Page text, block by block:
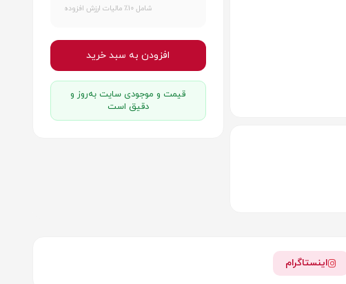
شامل 10٪ مالیات ارزش افزوده
افزودن به سبد خرید
قیمت و موجودی سایت به‌روز و
دقیق است
اینستاگرام